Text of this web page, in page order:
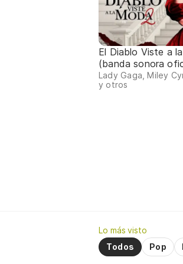
El Diablo Viste a
(banda sonora
Lady Gaga, Miley
y otros
Lo más visto
Todos
Pop